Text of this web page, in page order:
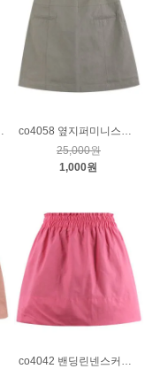
25,000원
1,000원
co4042 밴딩린넨스커트_핑크